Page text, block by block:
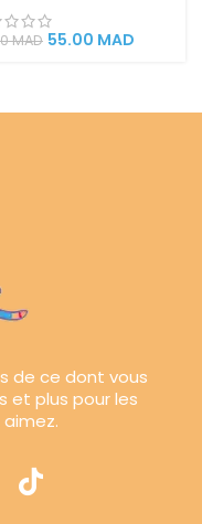
MAD 55.00 MAD
de ce dont vous
et plus pour les